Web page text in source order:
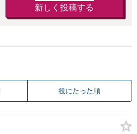
新しく投稿する
役にたった順